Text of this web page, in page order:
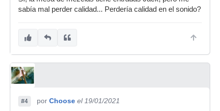
sabía mal perder calidad... Perdería calidad en el sonido?
#4 por Choose el 19/01/2021